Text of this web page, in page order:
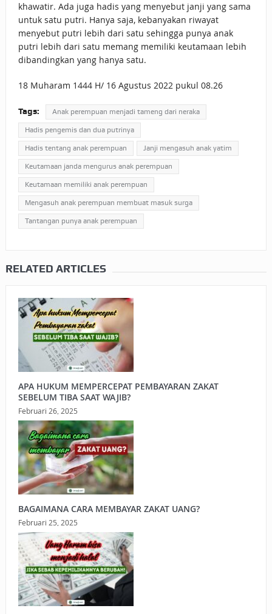
khawatir. Ada juga hadis yang menyebut janji yang sama
untuk satu putri. Hanya saja, kebanyakan riwayat
menyebut putri lebih dari satu sehingga punya anak
putri lebih dari satu memang memiliki keutamaan lebih
dibandingkan yang hanya satu.
18 Muharam 1444 H/ 16 Agustus 2022 pukul 08.26
Tags: Anak perempuan menjadi tameng dari neraka
Hadis pengemis dan dua putrinya
Hadis tentang anak perempuan Janji mengasuh anak yatim
Keutamaan janda mengurus anak perempuan
Keutamaan memiliki anak perempuan
Mengasuh anak perempuan membuat masuk surga
Tantangan punya anak perempuan
RELATED ARTICLES
APA HUKUM MEMPERCEPAT PEMBAYARAN ZAKAT
SEBELUM TIBA SAAT WAJIB?
Februari 26, 2025
BAGAIMANA CARA MEMBAYAR ZAKAT UANG?
Februari 25, 2025